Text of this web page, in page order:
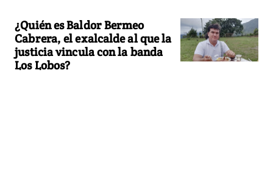
¿Quién es Baldor Bermeo
Cabrera, el exalcalde al que la
justicia vincula con la banda
Los Lobos?